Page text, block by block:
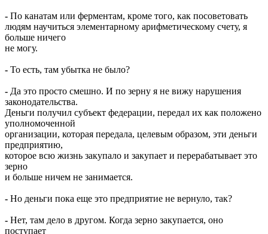
- По канатам или ферментам, кроме того, как посоветовать
людям научиться элементарному арифметическому счету, я
больше ничего
не могу.
- То есть, там убытка не было?
- Да это просто смешно. И по зерну я не вижу нарушения
законодательства.
Деньги получил субъект федерации, передал их как положено
уполномоченной
организации, которая передала, целевым образом, эти деньги
предприятию,
которое всю жизнь закупало и закупает и перерабатывает это
зерно
и больше ничем не занимается.
- Но деньги пока еще это предприятие не вернуло, так?
- Нет, там дело в другом. Когда зерно закупается, оно
поступает